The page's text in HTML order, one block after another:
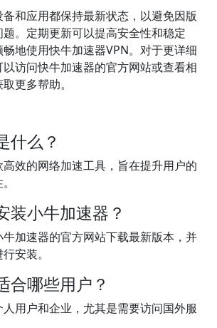
和应用都保持最新状态，以避免因版
。定期更新可以提高安全性和稳定
地使用快牛加速器VPN。对于更详细
访问快牛加速器的官方网站或查看相
更多帮助。
什么？
效的网络加速工具，旨在提升用户的
装小牛加速器？
加速器的官方网站下载最新版本，并
安装。
合哪些用户？
用户和企业，尤其是需要访问国外服